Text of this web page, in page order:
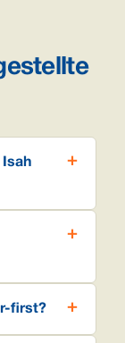
Isah
first?